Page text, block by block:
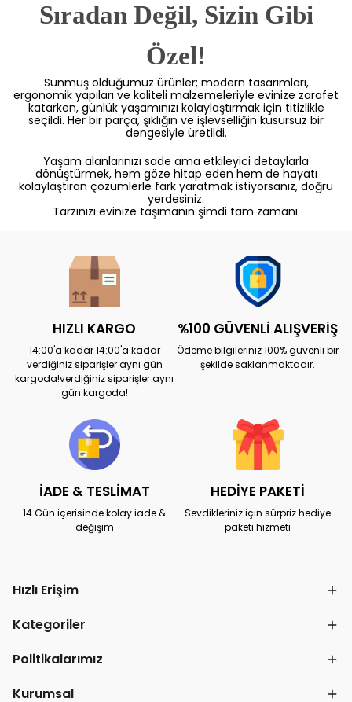
Sıradan Değil, Sizin Gibi
Özel!
Sunmuş olduğumuz ürünler; modern tasarımları,
ergonomik yapıları ve kaliteli malzemeleriyle evinize zarafet
katarken, günlük yaşamınızı kolaylaştırmak için titizlikle
seçildi. Her bir parça, şıklığın ve işlevselliğin kusursuz bir
dengesiyle üretildi.
Yaşam alanlarınızı sade ama etkileyici detaylarla
dönüştürmek, hem göze hitap eden hem de hayatı
kolaylaştıran çözümlerle fark yaratmak istiyorsanız, doğru
yerdesiniz.
Tarzınızı evinize taşımanın şimdi tam zamanı.
HIZLI KARGO
14:00'a kadar 14:00'a kadar
verdiğiniz siparişler aynı gün
kargoda!verdiğiniz siparişler aynı
gün kargoda!
%100 GÜVENLİ ALIŞVERİŞ
Ödeme bilgileriniz 100% güvenli bir
şekilde saklanmaktadır.
İADE & TESLİMAT
14 Gün içerisinde kolay iade &
değişim
HEDİYE PAKETİ
Sevdikleriniz için sürpriz hediye
paketi hizmeti
Hızlı Erişim
Kategoriler
Politikalarımız
Kurumsal